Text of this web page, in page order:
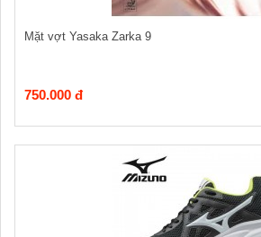
Mặt vợt Yasaka Zarka 9
750.000 đ